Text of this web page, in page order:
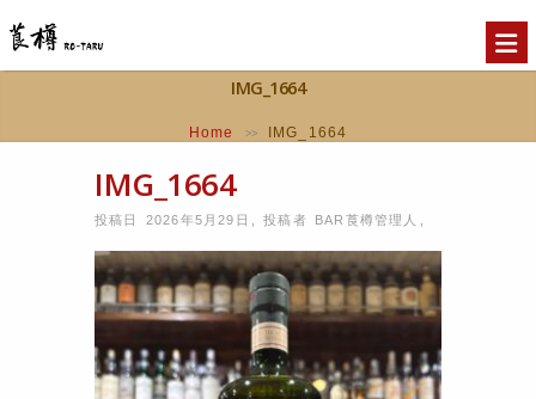
IMG_1664
Home >> IMG_1664
IMG_1664
投稿日 2026年5月29日 ,投稿者 BAR莨樽管理人